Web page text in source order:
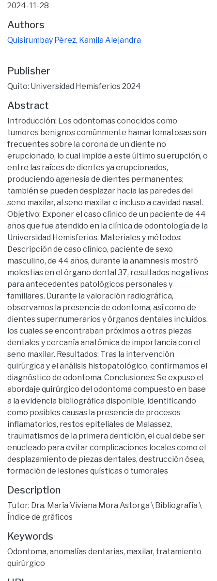
2024-11-28
Authors
Quisirumbay Pérez, Kamila Alejandra
Publisher
Quito: Universidad Hemisferios 2024
Abstract
Introducción: Los odontomas conocidos como
tumores benignos comúnmente hamartomatosas son
frecuentes sobre la corona de un diente no
erupcionado, lo cual impide a este último su erupción, o
entre las raíces de dientes ya erupcionados,
produciendo agenesia de dientes permanentes;
también se pueden desplazar hacia las paredes del
seno maxilar, al seno maxilar e incluso a cavidad nasal.
Objetivo: Exponer el caso clínico de un paciente de 44
años que fue atendido en la clínica de odontología de la
Universidad Hemisferios. Materiales y métodos:
Descripción de caso clínico, paciente de sexo
masculino, de 44 años, durante la anamnesis mostró
molestias en el órgano dental 37, resultados negativos
para antecedentes patológicos personales y
familiares. Durante la valoración radiográfica,
observamos la presencia de odontoma, así como de
dientes supernumerarios y órganos dentales incluidos,
los cuales se encontraban próximos a otras piezas
dentales y cercanía anatómica de importancia con el
seno maxilar. Resultados: Tras la intervención
quirúrgica y el análisis histopatológico, confirmamos el
diagnóstico de odontoma. Conclusiones: Se expuso el
abordaje quirúrgico del odontoma compuesto en base
a la evidencia bibliográfica disponible, identificando
como posibles causas la presencia de procesos
inflamatorios, restos epiteliales de Malassez,
traumatismos de la primera dentición, el cual debe ser
enucleado para evitar complicaciones locales como el
desplazamiento de piezas dentales, destrucción ósea,
formación de lesiones quísticas o tumorales
Description
Tutor: Dra. María Viviana Mora Astorga \ Bibliografía \
Índice de gráficos
Keywords
Odontoma, anomalías dentarias, maxilar, tratamiento
quirúrgico